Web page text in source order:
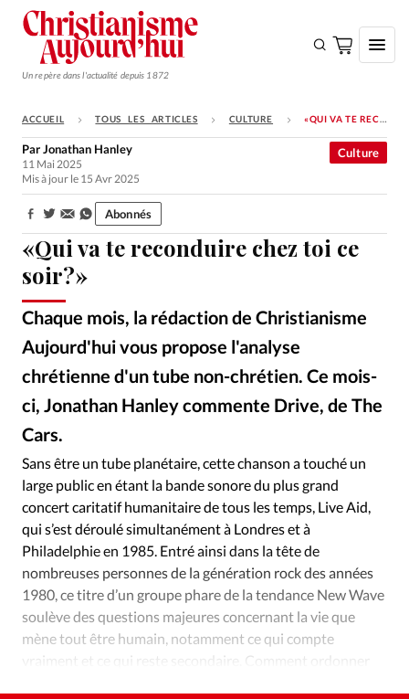
Un repère dans l'actualité depuis 1872
S'ABONNER
Monde
Opinions
Tous les articles
Faire un don
Emploi
Se connecter
Édition: Internationale
Devise:
RUBRIQUES
Tous les articles
Actualité chrétienne
Actualité internationale
Chronique
Culture
Dossier
Eglises Foi Génération réveil
Opinions
Publireportage
Relations Aujourd'hui
Société
Tour du monde des Eglises
Trait d'Ixène
Vécu
Vie Intérieure
ACCUEIL TOUS LES ARTICLES CULTURE «QUI VA TE RECONDUIRE CHEZ TOI CE SOIR?»
«Qui va te reconduire chez toi ce
soir?»
Chaque mois, la rédaction de Christianisme
Aujourd'hui vous propose l'analyse
chrétienne d'un tube non-chrétien. Ce mois-
ci, Jonathan Hanley commente Drive, de The
Cars.
Culture
ParJonathan Hanley
11 Mai 2025
Mis à jour le 15 Avr 2025
Partager: Abonnés
Sans être un tube planétaire, cette chanson a touché un
large public en étant la bande sonore du plus grand
concert caritatif humanitaire de tous les temps, Live Aid,
qui s’est déroulé simultanément à Londres et à
Philadelphie en 1985. Entré ainsi dans la tête de
nombreuses personnes de la génération rock des années
1980, ce titre d’un groupe phare de la tendance New Wave
soulève des questions majeures concernant la vie que
mène tout être humain, notamment ce qui compte
vraiment et ce qui reste secondaire. Comment ordonner